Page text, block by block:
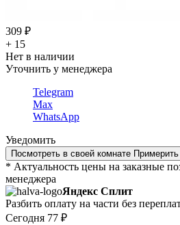
309 ₽
+ 15
Нет в наличии
Уточнить у менеджера
Telegram
Max
WhatsApp
Уведомить
Посмотреть в своей комнате
* Актуальность цены на заказные
менеджера
Яндекс Сплит
Разбить оплату на части без
Сегодня 77 ₽